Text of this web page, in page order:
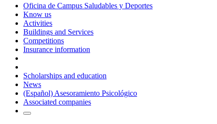
Oficina de Campus Saludables y Deportes
Know us
Activities
Buildings and Services
Competitions
Insurance information
Scholarships and education
News
(Español) Asesoramiento Psicológico
Associated companies